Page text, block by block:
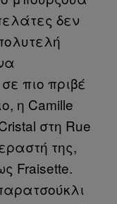
δεν
πιο πριβέ
η Camille
στη Rue
της,
Fraisette.